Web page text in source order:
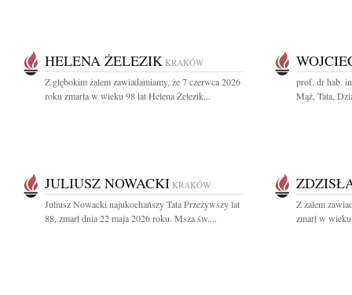
HELENA ŻELEZIK KRAKÓW
Z głębokim żalem zawiadamiamy, że 7 czerwca 2026
roku zmarła w wieku 98 lat Helena Żelezik...
prof. dr hab.
Mąż, Tata,
JULIUSZ NOWACKI KRAKÓW
Juliusz Nowacki najukochańszy Tata Przeżywszy lat
88, zmarł dnia 22 maja 2026 roku. Msza św....
Z żalem
zmarł w